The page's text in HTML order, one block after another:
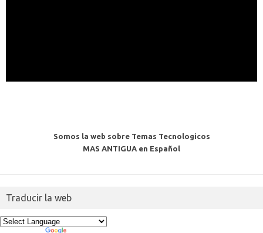
Somos la web sobre Temas Tecnologicos
MAS ANTIGUA en Español
Traducir la web